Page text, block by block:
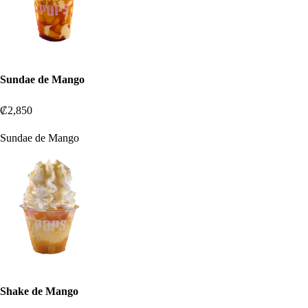
Sundae de Mango
₡2,850
Sundae de Mango
Shake de Mango